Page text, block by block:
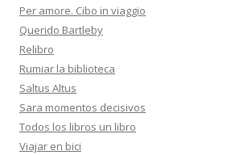
Per amore. Cibo in viaggio
Querido Bartleby
Relibro
Rumiar la biblioteca
Saltus Altus
Sara momentos decisivos
Todos los libros un libro
Viajar en bici